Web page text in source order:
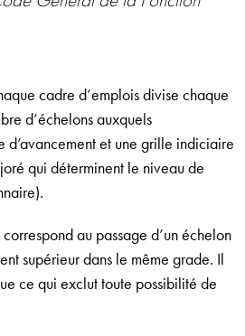
cadre d’emplois divise chaque
d’échelons auxquels
d’avancement et une grille indiciaire
qui déterminent le niveau de
correspond au passage d’un échelon
supérieur dans le même grade. Il
ce qui exclut toute possibilité de